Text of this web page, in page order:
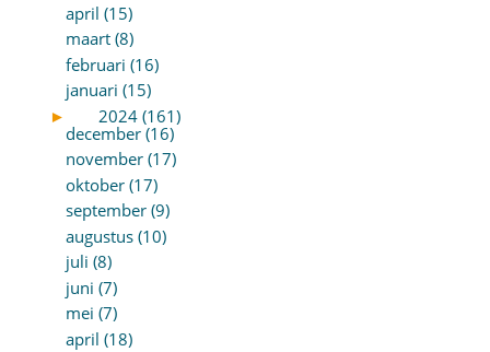
april (15)
maart (8)
februari (16)
januari (15)
►
2024 (161)
december (16)
november (17)
oktober (17)
september (9)
augustus (10)
juli (8)
juni (7)
mei (7)
april (18)